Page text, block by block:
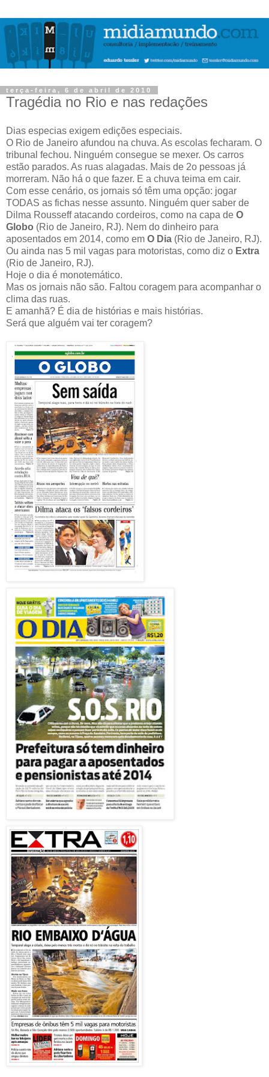
terça-feira, 6 de abril de 2010
Tragédia no Rio e nas redações
Dias especias exigem edições especiais.
O Rio de Janeiro afundou na chuva. As escolas fecharam. O
tribunal fechou. Ninguém consegue se mexer. Os carros
estão parados. As ruas alagadas. Mais de 2o pessoas já
morreram. Não há o que fazer. E a chuva teima em cair.
Com esse cenário, os jornais só têm uma opção: jogar
TODAS as fichas nesse assunto. Ninguém quer saber de
Dilma Rousseff atacando cordeiros, como na capa de O
Globo (Rio de Janeiro, RJ). Nem do dinheiro para
aposentados em 2014, como em O Dia (Rio de Janeiro, RJ).
Ou ainda nas 5 mil vagas para motoristas, como diz o Extra
(Rio de Janeiro, RJ).
Hoje o dia é monotemático.
Mas os jornais não são. Faltou coragem para acompanhar o
clima das ruas.
E amanhã? É dia de histórias e mais histórias.
Será que alguém vai ter coragem?